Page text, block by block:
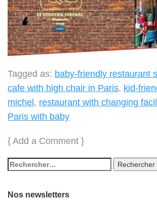
Tagged as: baby-friendly restaurant
cafe with high chair in Paris, kid-
michel, restaurant with changing
Paris with baby
{ Add a Comment }
Nos newsletters